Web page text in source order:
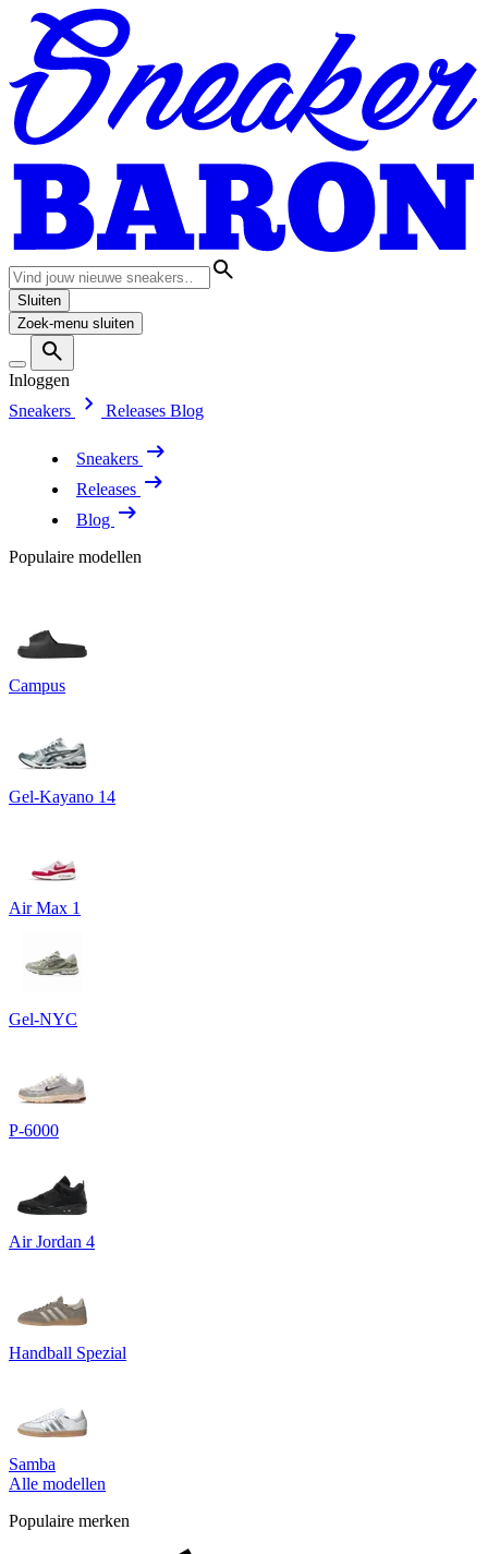
Sluiten
Zoek-menu sluiten
Inloggen
Sneakers
Releases Blog
Sneakers
Releases
Blog
Populaire modellen
Campus
Gel-Kayano 14
Air Max 1
Gel-NYC
P-6000
Air Jordan 4
Handball Spezial
Samba
Alle modellen
Populaire merken